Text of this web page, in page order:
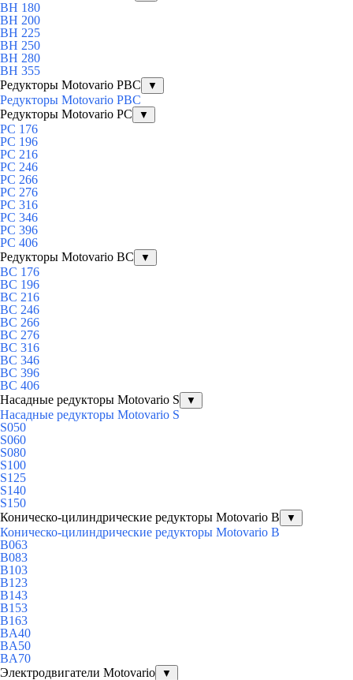
BH 180
BH 200
BH 225
BH 250
BH 280
BH 355
Редукторы Motovario PBC
▼
Редукторы Motovario PBC
Редукторы Motovario PC
▼
PC 176
PC 196
PC 216
PC 246
PC 266
PC 276
PC 316
PC 346
PC 396
PC 406
Редукторы Motovario BC
▼
BC 176
BC 196
BC 216
BC 246
BC 266
BC 276
BC 316
BC 346
BC 396
BC 406
Насадные редукторы Motovario S
▼
Насадные редукторы Motovario S
S050
S060
S080
S100
S125
S140
S150
Коническо-цилиндрические редукторы Motovario B
▼
Коническо-цилиндрические редукторы Motovario B
B063
B083
B103
B123
B143
B153
B163
BA40
BA50
BA70
Электродвигатели Motovario
▼